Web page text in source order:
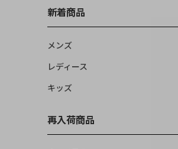
新着商品
メンズ
レディース
キッズ
再入荷商品